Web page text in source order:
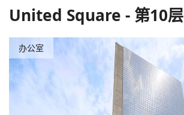
United Square - 第10层
办公室